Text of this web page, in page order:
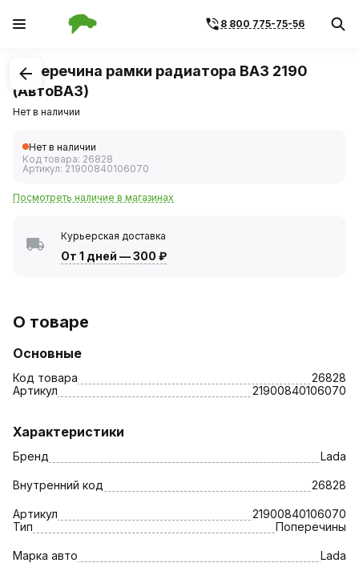
8 800 775-75-56
1/1
Поперечина рамки радиатора ВАЗ 2190
(АвтоВАЗ)
Нет в наличии
Нет в наличии
Код товара: 26828
Артикул: 21900840106070
Посмотреть наличие в магазинах
Курьерская доставка
От 1 дней —300 ₽
О товаре
Основные
Код товара
26828
Артикул
21900840106070
Характеристики
Бренд Lada
Внутренний код 26828
Артикул
21900840106070
Тип
Поперечины
Марка авто Lada